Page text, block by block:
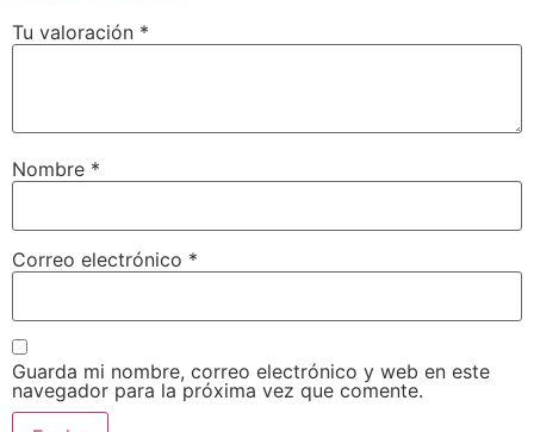
Tu valoración *
Nombre *
Correo electrónico *
Guarda mi nombre, correo electrónico y web en este
navegador para la próxima vez que comente.